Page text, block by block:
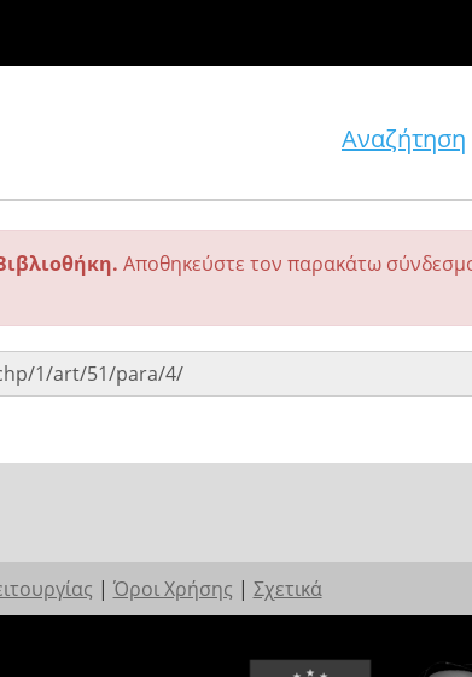
Αναζήτηση
Αποθηκεύστε τον παρακάτω
| Όροι Χρήσης | Σχετικά